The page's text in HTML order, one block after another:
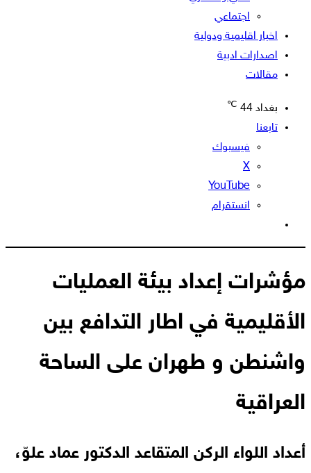
اجتماعي
اخبار اقليمية ودولية
اصدارات ادبية
مقالات
بغداد 44
℃
تابعنا
فيسبوك
‫X
‫YouTube
انستقرام
المظلم
مؤشرات إعداد بيئة العمليات
الأقليمية في اطار التدافع بين
واشنطن و طهران على الساحة
العراقية
أعداد اللواء الركن المتقاعد الدكتور عماد علوّ،